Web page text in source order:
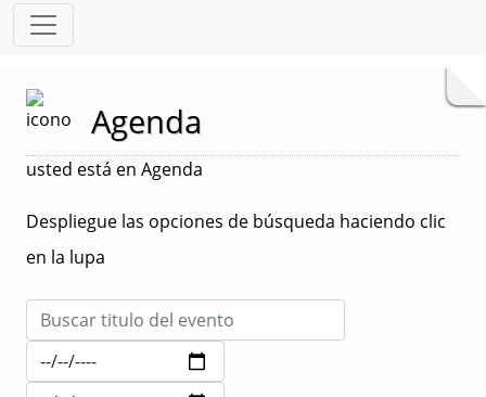
Agenda
usted está en Agenda
Despliegue las opciones de búsqueda haciendo clic
en la lupa